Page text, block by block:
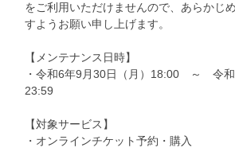
をご利用いただけませんので、あらかじ
すようお願い申し上げます。
【メンテナンス日時】
・令和6年9月30日（月）18:00 ～ 令和
23:59
【対象サービス】
・オンラインチケット予約・購入